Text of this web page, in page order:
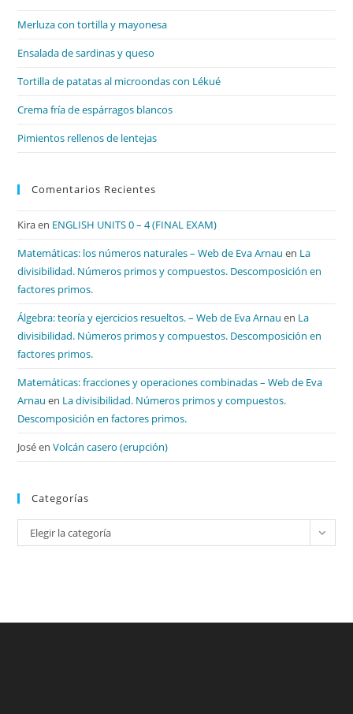
Merluza con tortilla y mayonesa
Ensalada de sardinas y queso
Tortilla de patatas al microondas con Lékué
Crema fría de espárragos blancos
Pimientos rellenos de lentejas
Comentarios Recientes
Kiraen ENGLISH UNITS 0 – 4 (FINAL EXAM)
Matemáticas: los números naturales – Web de Eva Arnau en La
divisibilidad. Números primos y compuestos. Descomposición en
factores primos.
Álgebra: teoría y ejercicios resueltos. – Web de Eva Arnau en La
divisibilidad. Números primos y compuestos. Descomposición en
factores primos.
Matemáticas: fracciones y operaciones combinadas – Web de Eva
Arnau en La divisibilidad. Números primos y compuestos.
Descomposición en factores primos.
JoséenVolcán casero (erupción)
Categorías
Categorías
Elegir la categoría